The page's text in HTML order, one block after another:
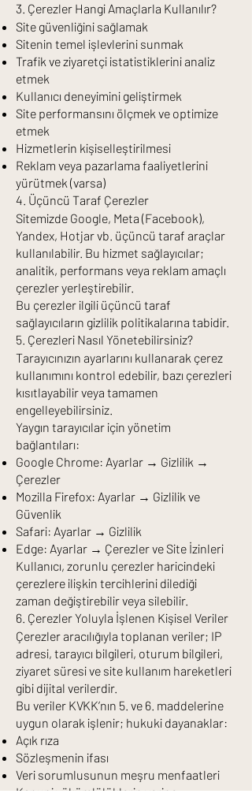
3. Çerezler Hangi Amaçlarla Kullanılır?
Site güvenliğini sağlamak
Sitenin temel işlevlerini sunmak
Trafik ve ziyaretçi istatistiklerini analiz
etmek
Kullanıcı deneyimini geliştirmek
Site performansını ölçmek ve optimize
etmek
Hizmetlerin kişiselleştirilmesi
Reklam veya pazarlama faaliyetlerini
yürütmek (varsa)
4. Üçüncü Taraf Çerezler
Sitemizde Google, Meta (Facebook),
Yandex, Hotjar vb. üçüncü taraf araçlar
kullanılabilir. Bu hizmet sağlayıcılar;
analitik, performans veya reklam amaçlı
çerezler yerleştirebilir.
Bu çerezler ilgili üçüncü taraf
sağlayıcıların gizlilik politikalarına tabidir.
5. Çerezleri Nasıl Yönetebilirsiniz?
Tarayıcınızın ayarlarını kullanarak çerez
kullanımını kontrol edebilir, bazı çerezleri
kısıtlayabilir veya tamamen
engelleyebilirsiniz.
Yaygın tarayıcılar için yönetim
bağlantıları:
Google Chrome: Ayarlar → Gizlilik →
Çerezler
Mozilla Firefox: Ayarlar → Gizlilik ve
Güvenlik
Safari: Ayarlar → Gizlilik
Edge: Ayarlar → Çerezler ve Site İzinleri
Kullanıcı, zorunlu çerezler haricindeki
çerezlere ilişkin tercihlerini dilediği
zaman değiştirebilir veya silebilir.
6. Çerezler Yoluyla İşlenen Kişisel Veriler
Çerezler aracılığıyla toplanan veriler; IP
adresi, tarayıcı bilgileri, oturum bilgileri,
ziyaret süresi ve site kullanım hareketleri
gibi dijital verilerdir.
Bu veriler KVKK’nın 5. ve 6. maddelerine
uygun olarak işlenir; hukuki dayanaklar:
Açık rıza
Sözleşmenin ifası
Veri sorumlusunun meşru menfaatleri
Kanuni yükümlülüklerin yerine